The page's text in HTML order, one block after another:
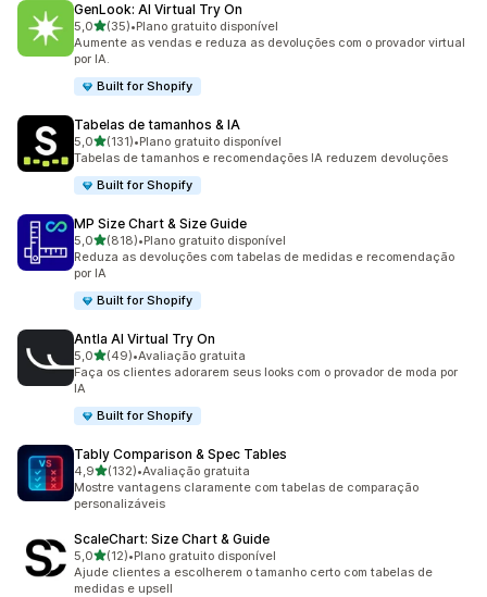
GenLook: AI Virtual Try On
5,0de 5 estrelas
(35)
35 avaliações ao todo
•Plano gratuito disponível
Aumente as vendas e reduza as devoluções com o provador virtual
por IA.
Built for Shopify
Tabelas de tamanhos & IA
5,0de 5 estrelas
(131)
131 avaliações ao todo
•Plano gratuito disponível
Tabelas de tamanhos e recomendações IA reduzem devoluções
Built for Shopify
MP Size Chart & Size Guide
5,0de 5 estrelas
(818)
818 avaliações ao todo
•Plano gratuito disponível
Reduza as devoluções com tabelas de medidas e recomendação
por IA
Built for Shopify
Antla AI Virtual Try On
5,0de 5 estrelas
(49)
49 avaliações ao todo
•Avaliação gratuita
Faça os clientes adorarem seus looks com o provador de moda por
IA
Built for Shopify
Tably Comparison & Spec Tables
4,9de 5 estrelas
(132)
132 avaliações ao todo
•Avaliação gratuita
Mostre vantagens claramente com tabelas de comparação
personalizáveis
ScaleChart: Size Chart & Guide
5,0de 5 estrelas
(12)
12 avaliações ao todo
•Plano gratuito disponível
Ajude clientes a escolherem o tamanho certo com tabelas de
medidas e upsell